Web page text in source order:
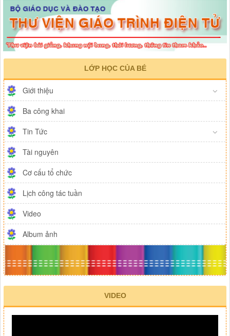
LỚP HỌC CỦA BÉ
Giới thiệu
Ba công khai
Tin Tức
Tài nguyên
Cơ cấu tổ chức
Lịch công tác tuần
Video
Album ảnh
VIDEO